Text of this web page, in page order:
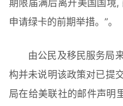
期限届满后离开美国国境
申请绿卡的前期举措。”。
由公民及移民服务局
构并未说明该政策对已提
局在给美联社的邮件声明